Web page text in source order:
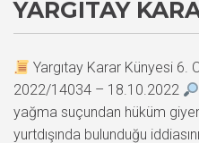
YARGITAY
Yargıtay Karar Künyesi
2022/14034 – 18.10.2022
yağma suçundan hüküm
yurtdışında bulunduğu